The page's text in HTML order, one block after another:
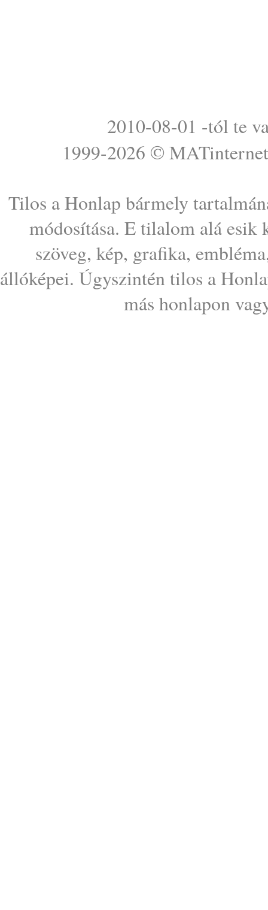
2010-08-01 -tól te
1999-2026 © MATinternet
Tilos a Honlap bármely
módosítása. E tilalom alá esik
szöveg, kép, grafika,
állóképei. Úgyszintén tilos a
más honlapon